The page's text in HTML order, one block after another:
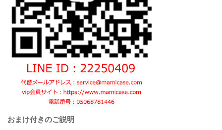
おまけ付きのご説明